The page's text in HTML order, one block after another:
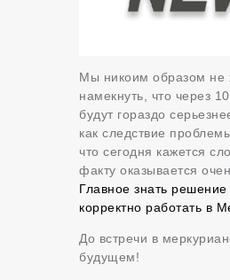
Мы никоим образом не
намекнуть, что через
будут гораздо
как следствие
что сегодня кажется
факту оказывается
Главное знать решение
корректно работать в
До встречи в
будущем!